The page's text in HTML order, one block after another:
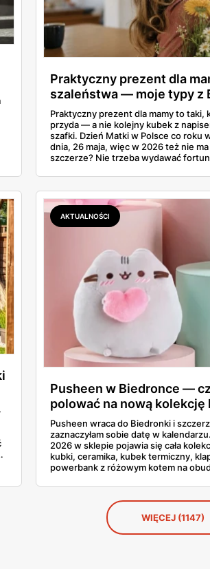
Praktyczny prezent dla
szaleństwa — moje typy z
Praktyczny prezent dla mamy to taki,
przyda — a nie kolejny kubek z
szafki. Dzień Matki w Polsce co roku
dnia, 26 maja, więc w 2026 też nie
szczerze? Nie trzeba wydawać
ważną od 21 do 30 maja i
wrzuciłabym do koszyka bez
i drobiazgi, które kobiety faktycznie
zaczynają się od kilkunastu złotych, a
niż niejeden droższy zestaw.
AKTUALNOŚCI
Pusheen w Biedronce —
polować na nową kolekcję
Pusheen wraca do Biedronki i
zaznaczyłam sobie datę w
2026 w sklepie pojawia się cała
kubki, ceramika, kubek termiczny,
powerbank z różowym kotem na
największą maskotkę. Sprawdziłam
po stronie, policzyłam produkty i
Smykiem. Powiem szczerze, co warto
kolejności, a co zostawić na później.
WIĘCEJ (1147)